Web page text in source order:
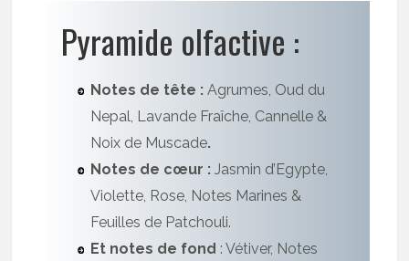
Pyramide olfactive :
Notes de tête :Agrumes, Oud du
Nepal, Lavande Fraîche, Cannelle &
Noix de Muscade.
Notes de cœur :Jasmin d’Egypte,
Violette, Rose, Notes Marines &
Feuilles de Patchouli.
Et notes de fond : Vétiver, Notes